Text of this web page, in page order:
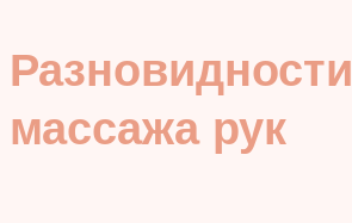
Разновидности
массажа рук